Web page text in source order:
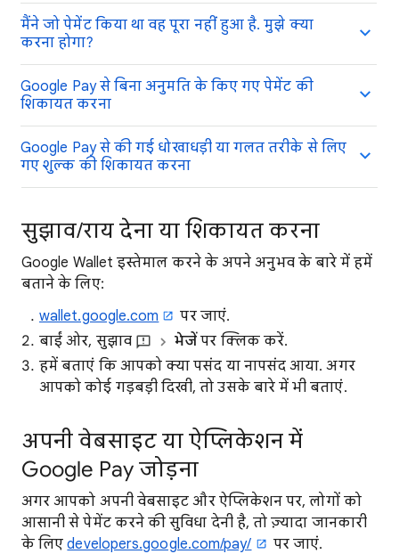
मैंने जो पेमेंट किया था वह पूरा नहीं हुआ है. मुझे क्या
करना होगा?
Google Pay से बिना अनुमति के किए गए पेमेंट की
शिकायत करना
Google Pay से की गई धोखाधड़ी या गलत तरीके से लिए
गए शुल्क की शिकायत करना
सुझाव/राय देना या शिकायत करना
Google Wallet इस्तेमाल करने के अपने अनुभव के बारे में हमें
बताने के लिए:
wallet.google.com
पर जाएं.
बाईं ओर, सुझाव
भेजें पर क्लिक करें.
हमें बताएं कि आपको क्या पसंद या नापसंद आया. अगर
आपको कोई गड़बड़ी दिखी, तो उसके बारे में भी बताएं.
अपनी वेबसाइट या ऐप्लिकेशन में
Google Pay जोड़ना
अगर आपको अपनी वेबसाइट और ऐप्लिकेशन पर, लोगों को
आसानी से पेमेंट करने की सुविधा देनी है, तो ज़्यादा जानकारी
के लिएdevelopers.google.com/pay/ पर जाएं.